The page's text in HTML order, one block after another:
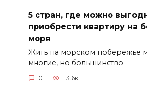
5 стран, где можно
приобрести квартиру на
моря
Жить на морском побережье
многие, но большинство
0 13.6к.